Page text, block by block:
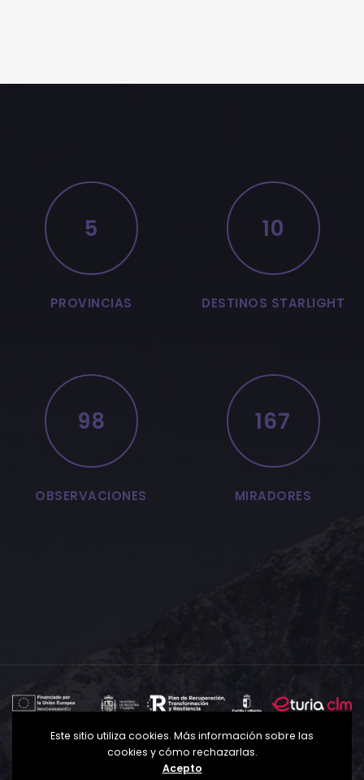
5
PROVINCIAS
10
DESTINOS STARLIGHT
98
OBSERVACIONES
167
MIRADORES
Política de Privacidad Política de Cookies
Aviso
Legal
Este sitio utiliza cookies. Más información sobre las
cookies y cómo rechazarlas.
Acepto